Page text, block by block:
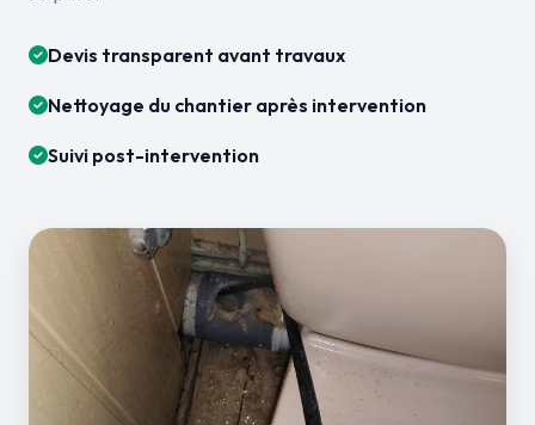
Devis transparent avant travaux
Nettoyage du chantier après intervention
Suivi post-intervention